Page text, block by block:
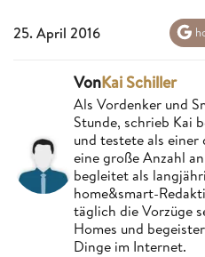
25. April 2016
VonKai Schiller
Als Vordenker und
Stunde, schrieb Kai
und testete als
eine große Anzahl
begleitet als
home&smart-
täglich die Vorzüge
Homes und
Dinge im Internet.